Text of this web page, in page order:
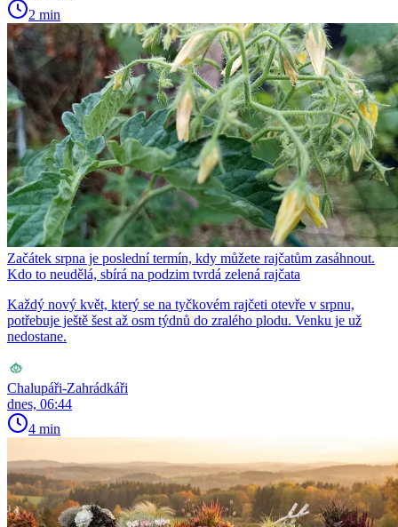
2 min
Začátek srpna je poslední termín, kdy můžete rajčatům zasáhnout.
Kdo to neudělá, sbírá na podzim tvrdá zelená rajčata
Každý nový květ, který se na tyčkovém rajčeti otevře v srpnu,
potřebuje ještě šest až osm týdnů do zralého plodu. Venku je už
nedostane.
Chalupáři-Zahrádkáři
dnes, 06:44
4 min